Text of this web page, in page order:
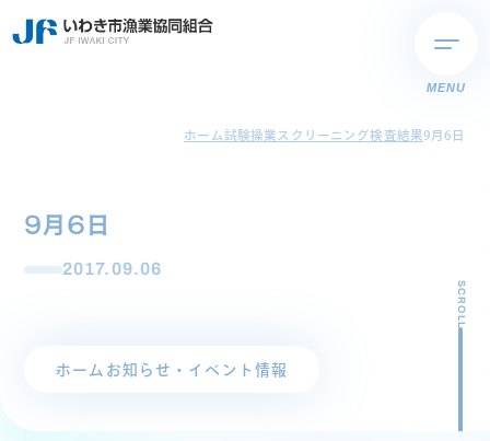
MENU
ホーム試験操業スクリーニング検査結果9月6日
9月6日
2017.09.06
ホーム お知らせ・イベント情報
SCROLL